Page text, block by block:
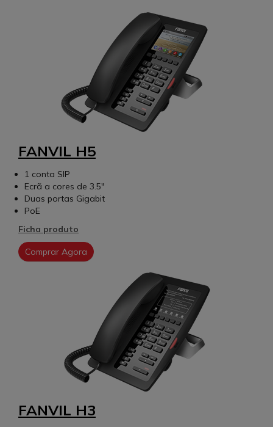
FANVIL H5
1 conta SIP
Ecrã a cores de 3.5"
Duas portas Gigabit
PoE
Ficha produto
Comprar Agora
FANVIL H3